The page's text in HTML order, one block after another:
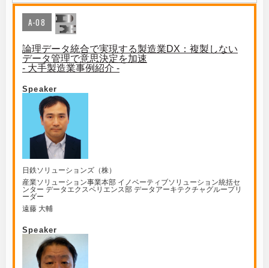
A-08
論理データ統合で実現する製造業DX：複製しない
データ管理で意思決定を加速
- 大手製造業事例紹介 -
Speaker
日鉄ソリューションズ（株）
産業ソリューション事業本部 イノベーティブソリューション統括セ
ンター データエクスペリエンス部 データアーキテクチャグループリ
ーダー
遠藤 大輔
Speaker